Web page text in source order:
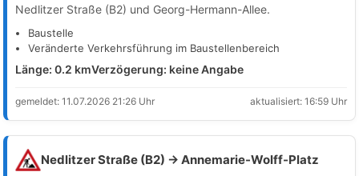
Nedlitzer Straße (B2) und Georg-Hermann-Allee.
Baustelle
Veränderte Verkehrsführung im Baustellenbereich
Länge: 0.2 kmVerzögerung: keine Angabe
gemeldet: 11.07.2026 21:26 Uhr aktualisiert: 16:59 Uhr
Nedlitzer Straße (B2) → Annemarie-Wolff-Platz